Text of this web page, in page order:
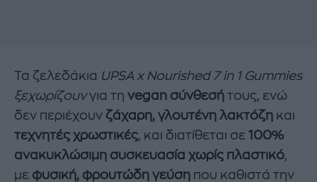
Τα ζελεδάκια UPSA x Nourished7 in1 Gummies
ξεχωρίζουνγια τη vegan σύνθεσή τους, ενώ
δεν περιέχουν ζάχαρη, γλουτένη λακτόζη και
τεχνητές χρωστικές, και διατίθεται σε 100%
ανακυκλώσιμη συσκευασία χωρίς πλαστικό,
με φυσική, φρουτώδη γεύση που καθιστά την